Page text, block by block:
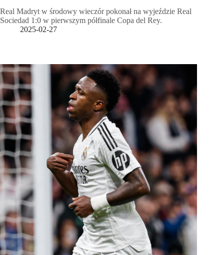
Real Madryt w środowy wieczór pokonał na wyjeździe Real
Sociedad 1:0 w pierwszym półfinale Copa del Rey.
2025-02-27